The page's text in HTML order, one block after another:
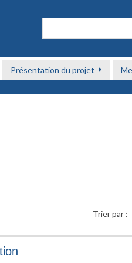
Présentation du projet
Trier par :